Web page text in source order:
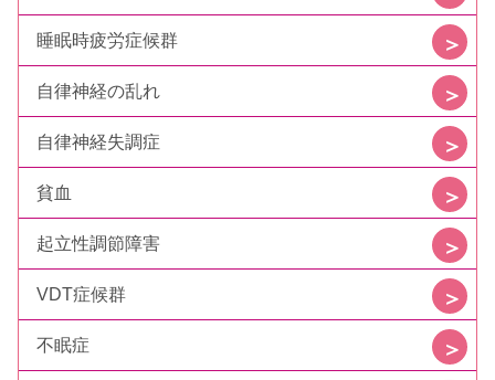
睡眠時疲労症候群
自律神経の乱れ
自律神経失調症
貧血
起立性調節障害
VDT症候群
不眠症